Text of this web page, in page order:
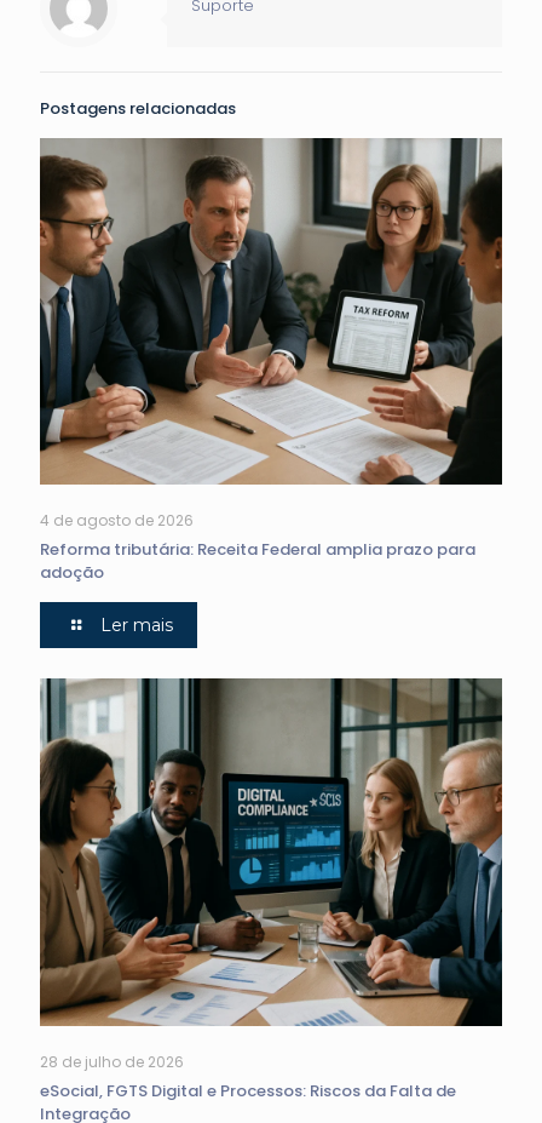
Suporte
Postagens relacionadas
4 de agosto de 2026
Reforma tributária: Receita Federal amplia prazo para
adoção
Ler mais
28 de julho de 2026
eSocial, FGTS Digital e Processos: Riscos da Falta de
Integração